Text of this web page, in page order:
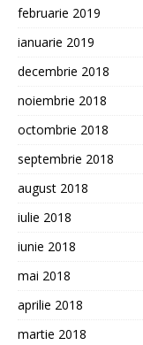
februarie 2019
ianuarie 2019
decembrie 2018
noiembrie 2018
octombrie 2018
septembrie 2018
august 2018
iulie 2018
iunie 2018
mai 2018
aprilie 2018
martie 2018